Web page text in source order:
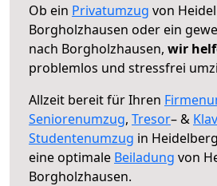
Ob ein Privatumzug von
Borgholzhausen oder ein
nach Borgholzhausen, wir
problemlos und stressfrei
Allzeit bereit für Ihren
Seniorenumzug, Tresor– &
Studentenumzug in
eine optimale Beiladung von
Borgholzhausen.